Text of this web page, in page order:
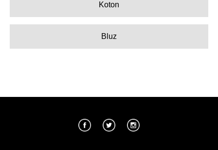
Koton
Bluz